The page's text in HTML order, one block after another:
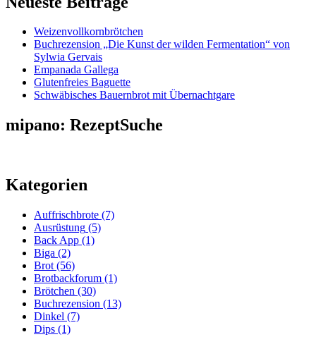
Weizenvollkornbrötchen
Buchrezension „Die Kunst der wilden Fermentation“ von
Sylwia Gervais
Empanada Gallega
Glutenfreies Baguette
Schwäbisches Bauernbrot mit Übernachtgare
mipano: RezeptSuche
Kategorien
Auffrischbrote (7)
Ausrüstung (5)
Back App (1)
Biga (2)
Brot (56)
Brotbackforum (1)
Brötchen (30)
Buchrezension (13)
Dinkel (7)
Dips (1)